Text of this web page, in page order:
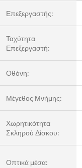
Επεξεργαστής:
Ταχύτητα
Επεξεργαστή:
Οθόνη:
Μέγεθος Μνήμης:
Χωρητικότητα
Σκληρού Δίσκου:
Οπτικά μέσα: